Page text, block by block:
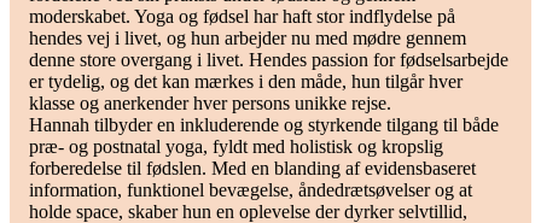
moderskabet. Yoga og fødsel har haft stor indflydelse på
hendes vej i livet, og hun arbejder nu med mødre gennem
denne store overgang i livet. Hendes passion for fødselsarbejde
er tydelig, og det kan mærkes i den måde, hun tilgår hver
klasse og anerkender hver persons unikke rejse.
Hannah tilbyder en inkluderende og styrkende tilgang til både
præ- og postnatal yoga, fyldt med holistisk og kropslig
forberedelse til fødslen. Med en blanding af evidensbaseret
information, funktionel bevægelse, åndedrætsøvelser og at
holde space, skaber hun en oplevelse der dyrker selvtillid,